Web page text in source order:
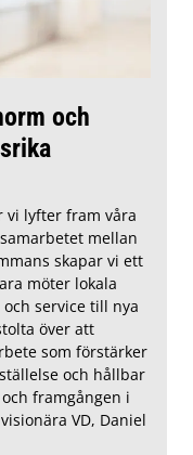
och
vi lyfter fram våra
mellan
skapar vi ett
möter lokala
service till nya
över att
som förstärker
och hållbar
framgången i
VD, Daniel